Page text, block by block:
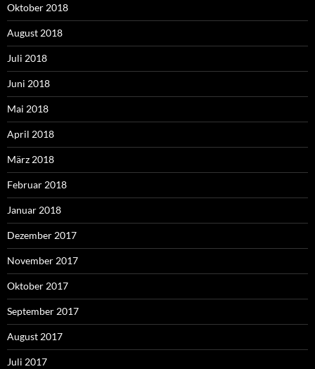
Oktober 2018
August 2018
Juli 2018
Juni 2018
Mai 2018
April 2018
März 2018
Februar 2018
Januar 2018
Dezember 2017
November 2017
Oktober 2017
September 2017
August 2017
Juli 2017